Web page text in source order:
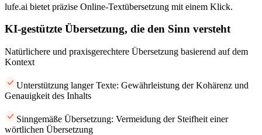
lufe.ai bietet präzise Online-Textübersetzung mit einem Klick.
KI-gestützte Übersetzung, die den Sinn versteht
Natürlichere und praxisgerechtere Übersetzung basierend auf dem
Kontext
Unterstützung langer Texte: Gewährleistung der Kohärenz und
Genauigkeit des Inhalts
Sinngemäße Übersetzung: Vermeidung der Steifheit einer
wörtlichen Übersetzung